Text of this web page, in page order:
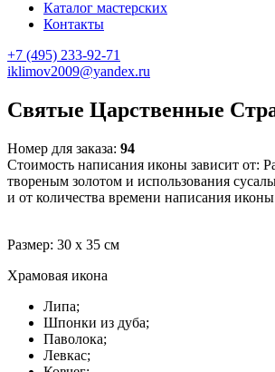
Каталог мастерских
Контакты
+7 (495) 233-92-71
iklimov2009@yandex.ru
Святые Царственные
Номер для заказа: 94
Стоимость написания иконы зависит от:
твореным золотом и использования
и от количества времени написания
Размер: 30 х 35 см
Храмовая икона
Липа;
Шпонки из дуба;
Паволока;
Левкас;